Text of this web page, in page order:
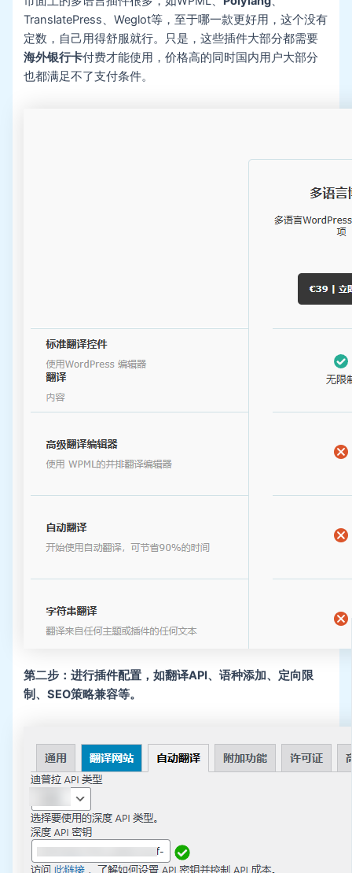
TranslatePress、Weglot等，至于哪一款更好用，这个没有
定数，自己用得舒服就行。只是，这些插件大部分都需要
海外银行卡付费才能使用，价格高的同时国内用户大部分
也都满足不了支付条件。
第二步：进行插件配置，如翻译API、语种添加、定向限
制、SEO策略兼容等。